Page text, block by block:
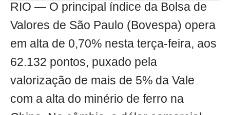
RIO — O principal índice da Bolsa de
Valores de São Paulo (Bovespa) opera
em alta de 0,70% nesta terça-feira, aos
62.132 pontos, puxado pela
valorização de mais de 5% da Vale
com a alta do minério de ferro na